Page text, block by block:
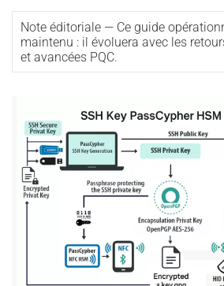
Note éditoriale — Ce guide
maintenu : il évoluera avec les
et avancées PQC.